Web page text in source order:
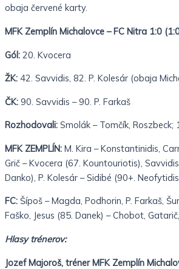
obaja červené karty.
MFK Zemplín Michalovce – FC Nitra 1:0
Gól: 20. Kvocera
ŽK: 42. Savvidis, 82. P. Kolesár (obaja
ČK: 90. Savvidis – 90. P. Farkaš
Rozhodovali: Smolák – Tomčík,
MFK ZEMPLÍN: M. Kira – Konstantinidis,
Grič – Kvocera (67. Kountouriotis),
Danko), P. Kolesár – Sidibé (90+.
FC: Šípoš – Magda, Podhorin, P. Farkaš,
Faško, Jesus (85. Danek) – Chobot,
Hlasy trénerov:
Jozef Majoroš, tréner MFK Zemplín